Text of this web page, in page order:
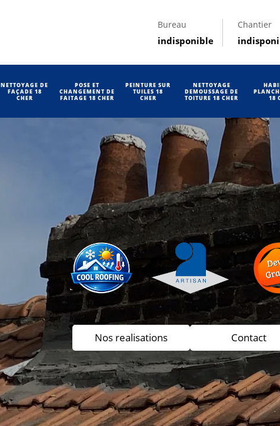
Bureau
indisponible
Chantier
NETTOYAGE DE
FAÇADE 18
CHER
POSE ET
CHANGEMENT DE
FAITAGE 18 CHER
PEINTURE SUR
TUILES 18
CHER
NETTOYAGE
DEMOUSSAGE DE
TOITURE 18 CHER
18
Nos realisations Contact